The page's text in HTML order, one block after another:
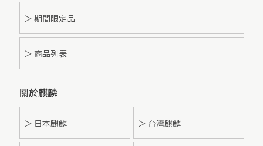
＞ 期間限定品
＞ 商品列表
關於麒麟
＞ 日本麒麟 ＞ 台灣麒麟